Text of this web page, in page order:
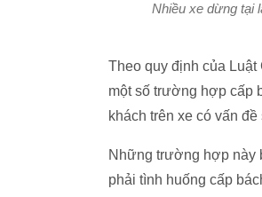
Nhiều xe dừng tại
Theo quy định của
một số trường hợp cấp
khách trên xe có vấn
Những trường hợp này
phải tình huống cấp